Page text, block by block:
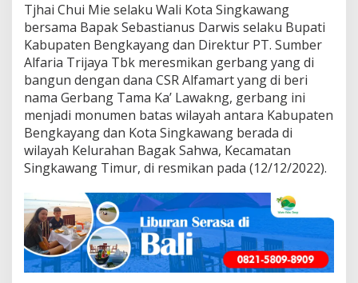
B
e
n
g
k
a
y
a
n
Tjhai Chui Mie selaku Wali Kota Singkawang
bersama Bapak Sebastianus Darwis selaku Bupati
Kabupaten Bengkayang dan Direktur PT. Sumber
Alfaria Trijaya Tbk meresmikan gerbang yang di
bangun dengan dana CSR Alfamart yang di beri
nama Gerbang Tama Ka’ Lawakng, gerbang ini
menjadi monumen batas wilayah antara Kabupaten
Bengkayang dan Kota Singkawang berada di
wilayah Kelurahan Bagak Sahwa, Kecamatan
Singkawang Timur, di resmikan pada (12/12/2022).